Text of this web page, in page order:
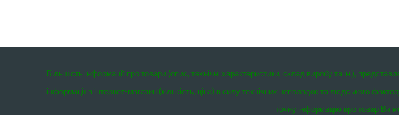
Більшість інформації про товари (опис, технічні характеристики, склад виробу та ін.),
інформації в інтернет-магазині(кількість, ціна) в силу технічних неполадок та людського
точну інформацію про товар Ви